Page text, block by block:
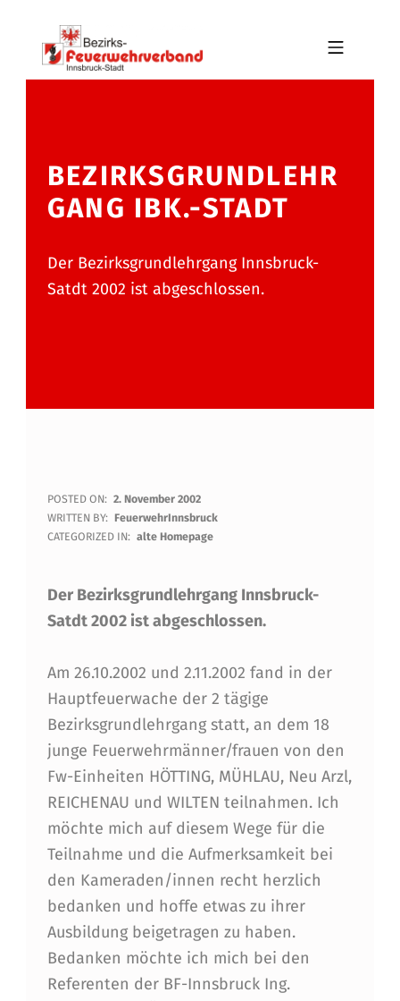
Skip to main navigation
Skip to main content
Skip to footer
BFV INNSBRUCK-STADT
BEZIRKSGRUNDLEHR
GANG IBK.-STADT
Der Bezirksgrundlehrgang Innsbruck-
Satdt 2002 ist abgeschlossen.
B
E
I
R
K
S
G
R
U
N
D
L
E
H
R
POSTED ON: 2. November 2002
WRITTEN BY: FeuerwehrInnsbruck
CATEGORIZED IN: alte Homepage
Der Bezirksgrundlehrgang Innsbruck-
Satdt 2002 ist abgeschlossen.
Am 26.10.2002 und 2.11.2002 fand in der
Hauptfeuerwache der 2 tägige
Bezirksgrundlehrgang statt, an dem 18
junge Feuerwehrmänner/frauen von den
Fw-Einheiten HÖTTING, MÜHLAU, Neu Arzl,
REICHENAU und WILTEN teilnahmen. Ich
möchte mich auf diesem Wege für die
Teilnahme und die Aufmerksamkeit bei
den Kameraden/innen recht herzlich
bedanken und hoffe etwas zu ihrer
Ausbildung beigetragen zu haben.
Bedanken möchte ich mich bei den
Referenten der BF-Innsbruck Ing.